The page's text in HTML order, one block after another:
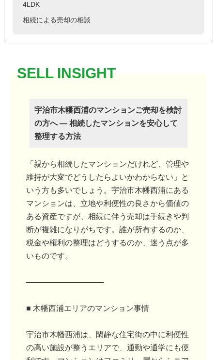
4LDK
相続による売却の相談
宇治市木幡西浦のマンションご売却を検討
の方へ ― 相続したマンションを安心して
整理する方法
「親から相続したマンションだけれど、管理や
維持が大変でどうしたらよいかわからない」と
いう方も多いでしょう。宇治市木幡西浦にある
マンションは、立地や利便性の良さから価値の
ある資産ですが、相続に伴う売却は手続きや判
断が複雑になりがちです。誰が所有するのか、
税金や権利の整理はどうするのか、迷う点が多
いものです。
――――――――――
■ 木幡西浦エリアのマンション事情
宇治市木幡西浦は、閑静な住宅街の中に利便性
の高い施設が整うエリアで、通勤や通学にも便